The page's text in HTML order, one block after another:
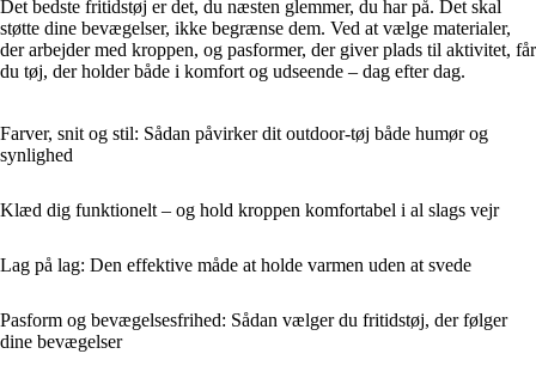
Det bedste fritidstøj er det, du næsten glemmer, du har på. Det skal
støtte dine bevægelser, ikke begrænse dem. Ved at vælge materialer,
der arbejder med kroppen, og pasformer, der giver plads til aktivitet, får
du tøj, der holder både i komfort og udseende – dag efter dag.
Farver, snit og stil: Sådan påvirker dit outdoor-tøj både humør og
synlighed
Klæd dig funktionelt – og hold kroppen komfortabel i al slags vejr
Lag på lag: Den effektive måde at holde varmen uden at svede
Pasform og bevægelsesfrihed: Sådan vælger du fritidstøj, der følger
dine bevægelser